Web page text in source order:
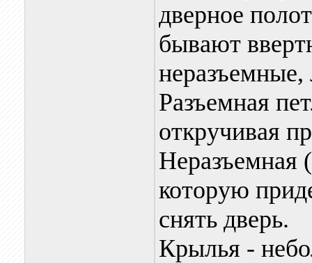
дверное
бывают
Разъемная
откручивая
Неразъемная
которую
снять дверь.
Крылья -